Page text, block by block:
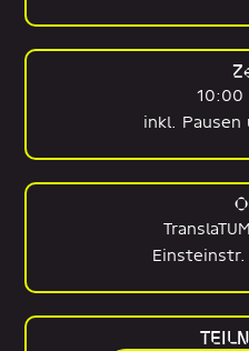
10:00
inkl. Pausen
Einsteinstr.